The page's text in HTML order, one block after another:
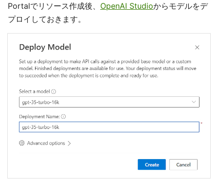
Portalでリソース作成後、 OpenAI Studioからモデルをデ
プロイしておきます。